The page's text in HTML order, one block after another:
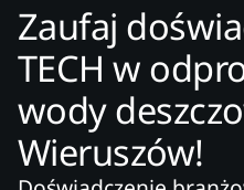
Zaufaj
TECH w
wody
Wieruszów!